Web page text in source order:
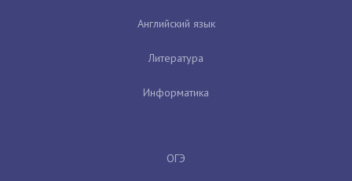
Английский язык
Литература
Информатика
ОГЭ